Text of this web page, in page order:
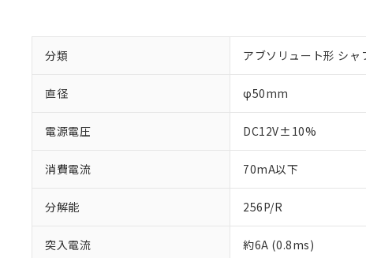
分類 アブソリュート形 シャ
直径 φ50mm
電源電圧 DC12V±10%
消費電流 70mA以下
分解能 256P/R
突入電流 約6A (0.8ms)